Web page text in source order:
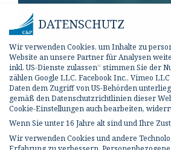
DATENSCHUTZ
Wir verwenden Cookies, um Inhalte zu
Website an unsere Partner für Analysen
inkl. US-Dienste zulassen“ stimmen Sie der
zählen Google LLC, Facebook Inc., Vimeo
Daten dem Zugriff von US-Behörden
gemäß den Datenschutzrichtlinien dieser
Cookie-Einstellungen auch bearbeiten,
Wenn Sie unter 16 Jahre alt sind und Ihre
Wir verwenden Cookies und andere